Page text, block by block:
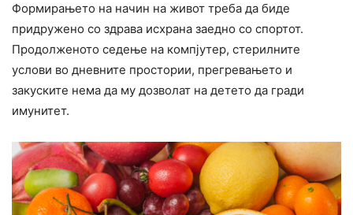
Формирањето на начин на живот треба да биде
придружено со здрава исхрана заедно со спортот.
Продолженото седење на компјутер, стерилните
услови во дневните простории, прегревањето и
закуските нема да му дозволат на детето да гради
имунитет.